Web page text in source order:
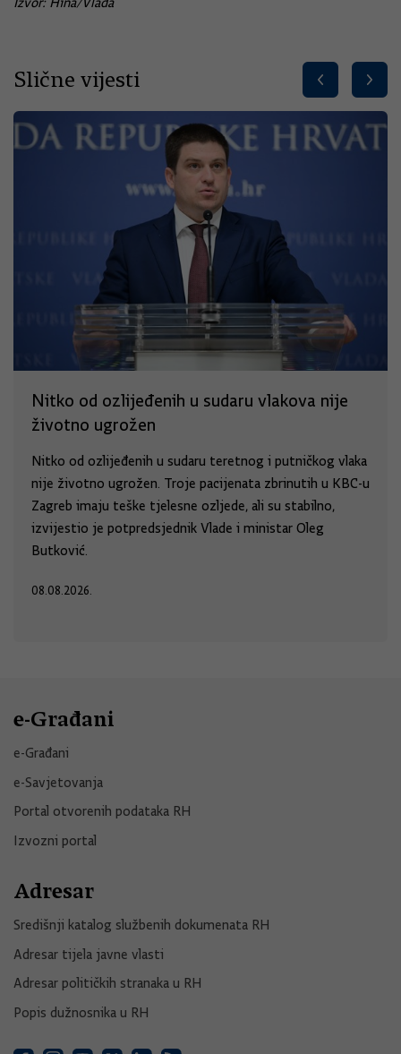
Slične vijesti
Nitko od ozlijeđenih u sudaru vlakova nije
životno ugrožen
Nitko od ozlijeđenih u sudaru teretnog i putničkog vlaka
nije životno ugrožen. Troje pacijenata zbrinutih u KBC-u
Zagreb imaju teške tjelesne ozljede, ali su stabilno,
izvijestio je potpredsjednik Vlade i ministar Oleg
Butković.
08.08.2026.
e-Građani
e-Građani
e-Savjetovanja
Portal otvorenih podataka RH
Izvozni portal
Adresar
Središnji katalog službenih dokumenata RH
Adresar tijela javne vlasti
Adresar političkih stranaka u RH
Popis dužnosnika u RH